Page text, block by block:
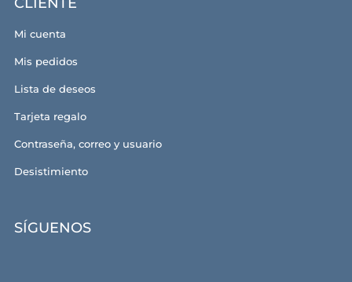
Mi cuenta
Mis pedidos
Lista de deseos
Tarjeta regalo
Contraseña, correo y usuario
Desistimiento
SÍGUENOS